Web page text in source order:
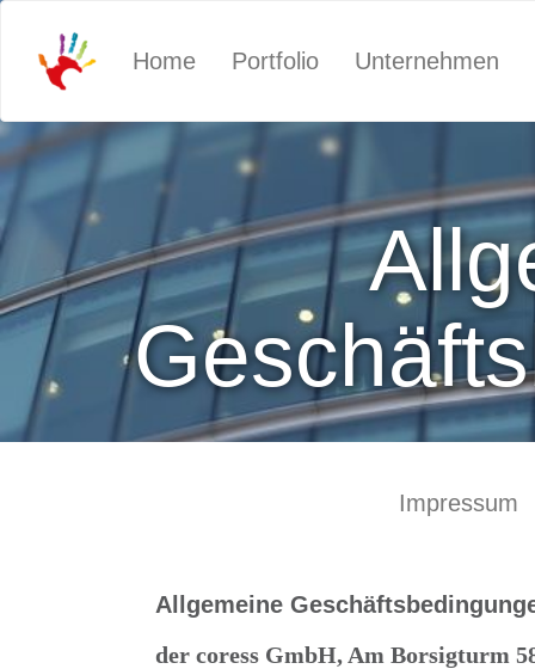
Home Portfolio Unternehmen
Impressum
Allgemeine
der coress GmbH, Am Borsigturm